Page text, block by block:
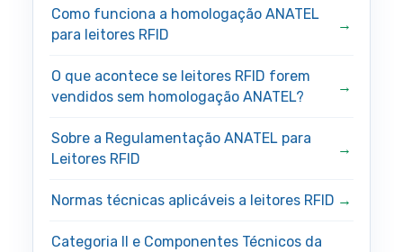
Como funciona a homologação ANATEL
para leitores RFID
O que acontece se leitores RFID forem
vendidos sem homologação ANATEL?
Sobre a Regulamentação ANATEL para
Leitores RFID
Normas técnicas aplicáveis a leitores RFID
Categoria II e Componentes Técnicos da